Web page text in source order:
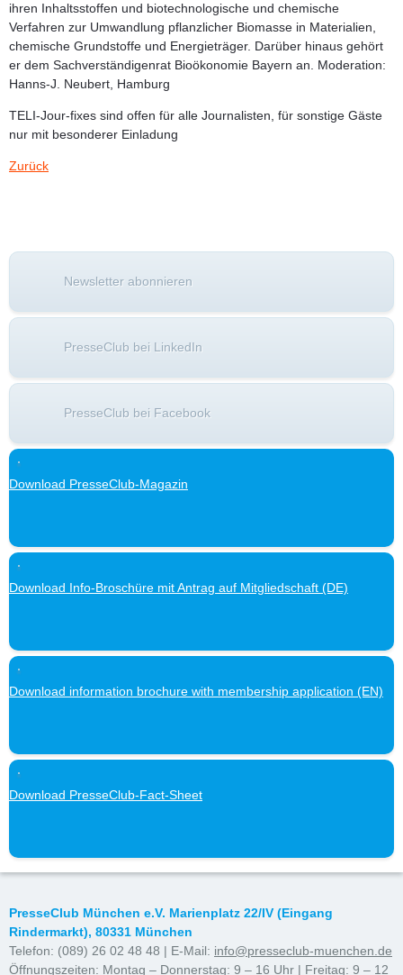
ihren Inhaltsstoffen und biotechnologische und chemische
Verfahren zur Umwandlung pflanzlicher Biomasse in Materialien,
chemische Grundstoffe und Energie­träger. Darüber hinaus gehört
er dem Sachverständigenrat Bioökonomie Bayern an. Moderation:
Hanns-J. Neubert, Hamburg
TELI-Jour-fixes sind offen für alle Journalisten, für sonstige Gäste
nur mit besonderer Einladung
Zurück
Newsletter abonnieren
PresseClub bei LinkedIn
PresseClub bei Facebook
Download PresseClub-Magazin
Download Info-Broschüre mit Antrag auf Mitgliedschaft (DE)
Download information brochure with membership application (EN)
Download PresseClub-Fact-Sheet
PresseClub München e.V. Marienplatz 22/IV (Eingang
Rindermarkt), 80331 München
Telefon: (089) 26 02 48 48 | E-Mail: info@presseclub-muenchen.de
Öffnungszeiten: Montag – Donnerstag: 9 – 16 Uhr | Freitag: 9 – 12